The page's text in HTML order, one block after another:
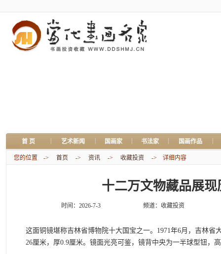
首 页 艺术新闻 国画家 书法家 国画作品
您的位置 -> 首页 -> 资讯 -> 收藏投资 -> 详细内容
十二万文物藏品展现
时间：2026-7-3 频道： 收藏投资
这面铜镜堪称吉林省博物院十大国宝之一。1971年6月，吉林省
26厘米，厚0.9厘米。镜面光亮可鉴，镜背中央为一半球型钮，